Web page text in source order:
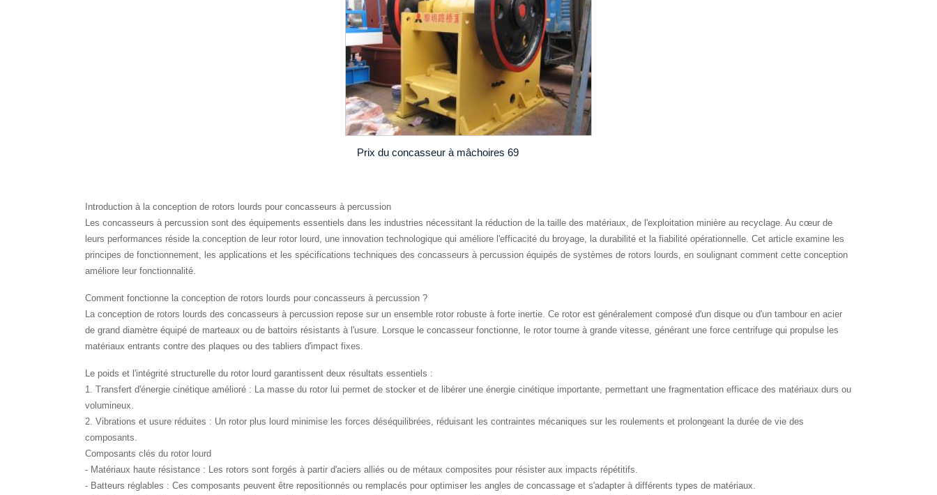
Prix ​​du concasseur à mâchoires 69
Introduction à la conception de rotors lourds pour concasseurs à percussion
Les concasseurs à percussion sont des équipements essentiels dans les industries nécessitant la réduction de la taille des matériaux, de l'exploitation minière au recyclage. Au cœur de
leurs performances réside la conception de leur rotor lourd, une innovation technologique qui améliore l'efficacité du broyage, la durabilité et la fiabilité opérationnelle. Cet article examine les
principes de fonctionnement, les applications et les spécifications techniques des concasseurs à percussion équipés de systèmes de rotors lourds, en soulignant comment cette conception
améliore leur fonctionnalité.
Comment fonctionne la conception de rotors lourds pour concasseurs à percussion ?
La conception de rotors lourds des concasseurs à percussion repose sur un ensemble rotor robuste à forte inertie. Ce rotor est généralement composé d'un disque ou d'un tambour en acier
de grand diamètre équipé de marteaux ou de battoirs résistants à l'usure. Lorsque le concasseur fonctionne, le rotor tourne à grande vitesse, générant une force centrifuge qui propulse les
matériaux entrants contre des plaques ou des tabliers d'impact fixes.
Le poids et l'intégrité structurelle du rotor lourd garantissent deux résultats essentiels :
1. Transfert d'énergie cinétique amélioré : La masse du rotor lui permet de stocker et de libérer une énergie cinétique importante, permettant une fragmentation efficace des matériaux durs ou
volumineux.
2. Vibrations et usure réduites : Un rotor plus lourd minimise les forces déséquilibrées, réduisant les contraintes mécaniques sur les roulements et prolongeant la durée de vie des
composants.
Composants clés du rotor lourd
- Matériaux haute résistance : Les rotors sont forgés à partir d'aciers alliés ou de métaux composites pour résister aux impacts répétitifs.
- Batteurs réglables : Ces composants peuvent être repositionnés ou remplacés pour optimiser les angles de concassage et s'adapter à différents types de matériaux.